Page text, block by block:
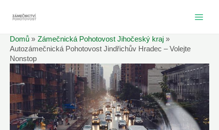
Domů
Zámečnická Pohotovost Jihočeský kraj
Autozámečnická Pohotovost Jindřichův Hradec – Volejte
Nonstop